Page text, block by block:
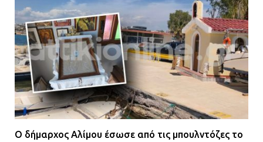
Ο δήμαρχος Αλίμου έσωσε από τις μπουλντόζες το